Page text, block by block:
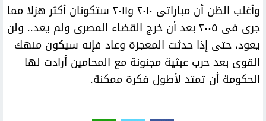
وأغلب الظن أن مباراتى ٢٠١٠ و٢٠١١ ستكونان أكثر هزلا مما
جرى فى ٢٠٠٥ بعد أن خرج القضاء المصرى ولم يعد.. ولن
يعود، حتى إذا حدثت المعجزة وعاد فإنه سيكون منهك
القوى بعد حرب عبثية مجنونة مع المحامين أرادت لها
الحكومة أن تمتد لأطول فكرة ممكنة.